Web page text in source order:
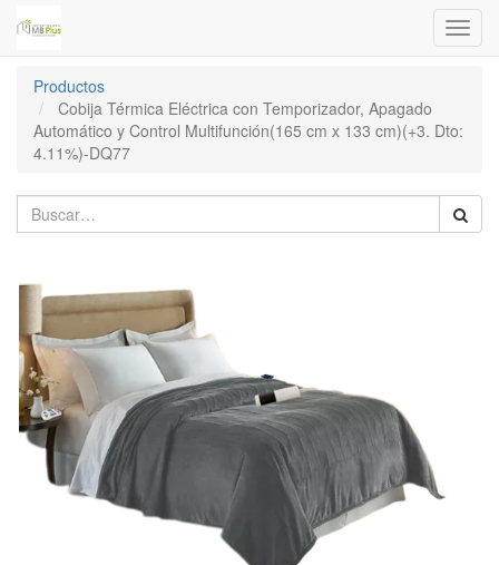
Menú
de
Productos
Cobija Térmica Eléctrica con Temporizador, Apagado
Automático y Control Multifunción(165 cm x 133 cm)(+3. Dto:
4.11%)-DQ77